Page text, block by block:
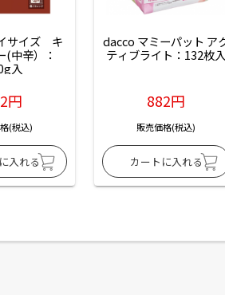
サイズ　キ
(中辛）：
入
円
(税込)
dacco マミーパット ア
ティブライト：132枚入
882円
販売価格(税込)